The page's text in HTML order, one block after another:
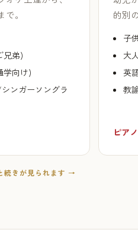
。
兄弟)
学向け)
ンガーソングラ
的別
子
大
英
教
ピア
続きが見られます →